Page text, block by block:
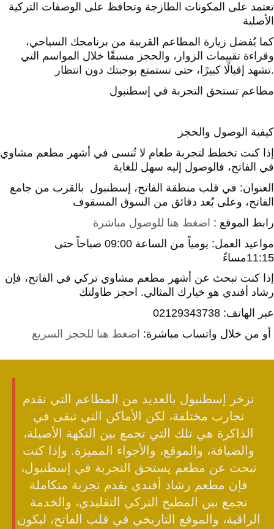
تعتمد على المكونات الطازجة وتحافظ على الوصفات التركية
الأصلية
كما يُفضل زيارة المطاعم القريبة من برنامجك السياحي،
وقراءة تقييمات الزوار، والحجز مسبقًا خلال المواسم التي
تشهد إقبالًا كبيرًا، حتى تستمتع بوجبتك دون انتظار.
مطاعم تستحق التجربة في إسطنبول
كيفية الوصول والحجز
إذا كنت تخطط لتجربة طعام لا تُنسى في أشهر مطعم مشاوي
في الفاتح، فالوصول إليه سهل للغاية
الفاتح، وعلى بُعد دقائق من السوق المسقوف
رابط الموقع : اضغط هنا للوصول مباشرة
11:15مساءً
رشاد أفندي هو خيارك المثالي. احجز طاولتك
عبر الهاتف: 02129343738
أو من خلال واتساب مباشرة: اضغط هنا للحجز السريع
تزخر إسطنبول بالعديد من المطاعم التي تقدم
تجارب مختلفة، لكن الأماكن التي تبقى في
الذاكرة هي تلك التي تجمع بين النكهة الأصيلة،
والضيافة، والموقع، والأجواء المميزة. وإذا كنت
تبحث عن مطعم يستحق التجربة في إسطنبول،
فإن مطعم رشاد أفندي يقدم تجربة متكاملة
تجمع بين المطبخ التركي التقليدي، والخدمة
الراقية، والموقع التاريخي في قلب الفاتح، ليكون